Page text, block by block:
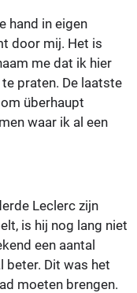
hand in eigen
door mij. Het is
me dat ik hier
praten. De laatste
überhaupt
waar ik al een
Leclerc zijn
is hij nog lang niet
een aantal
beter. Dit was het
moeten brengen.